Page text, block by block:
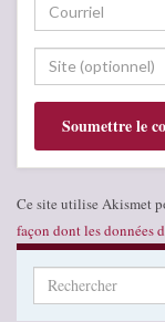
Ce site utilise Akismet
façon dont les données
Search for: